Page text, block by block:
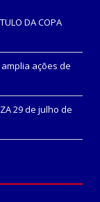
DA COPA
ações de
29 de julho de